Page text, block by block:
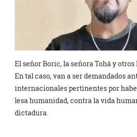
El señor Boric, la señora Tohá y
En tal caso, van a ser demandados
internacionales pertinentes por
lesa humanidad, contra la vida
dictadura.